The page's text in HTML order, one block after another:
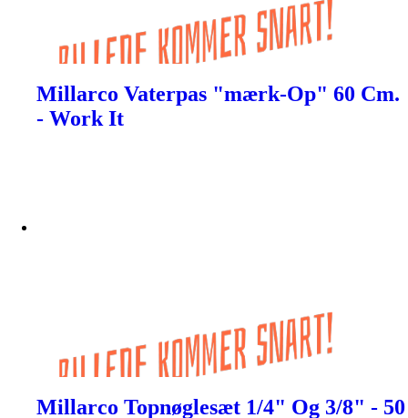
Millarco Vaterpas "mærk-Op" 60 Cm.
- Work It
Millarco Topnøglesæt 1/4" Og 3/8" - 50